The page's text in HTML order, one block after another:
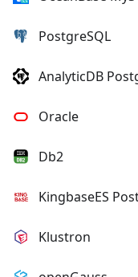
PostgreSQL
AnalyticDB
Oracle
Db2
KingbaseES
Klustron